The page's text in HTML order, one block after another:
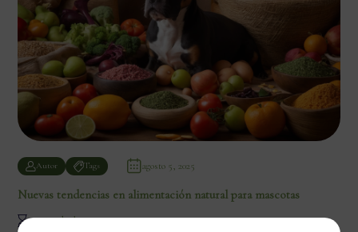
Autor Tags agosto 5, 2025
Nuevas tendencias en alimentación natural para mascotas
3 min de lectura